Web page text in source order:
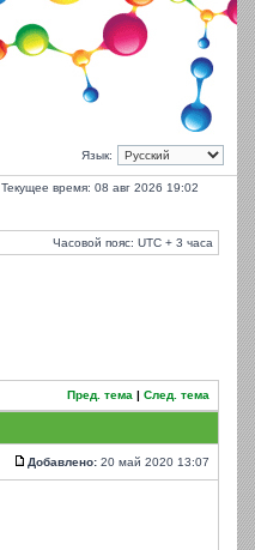
Язык:
Текущее время: 08 авг 2026 19:02
Часовой пояс: UTC + 3 часа
Пред. тема | След. тема
Добавлено: 20 май 2020 13:07